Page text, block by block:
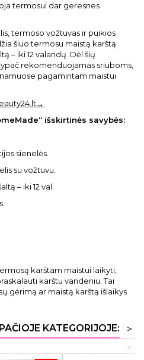
termosui dar geresnes
termoso vožtuvas ir puikios
šiuo termosu maistą karštą
– iki 12 valandų. Dėl šių
rekomenduojamas sriuboms,
pagamintam maistui
išskirtinės savybės:
sienelės.
su vožtuvu.
– iki 12 val.
karštam maistui laikyti,
karštu vandeniu. Tai
gėrimą ar maistą karštą išlaikys
KATEGORIJOJE:
>
<